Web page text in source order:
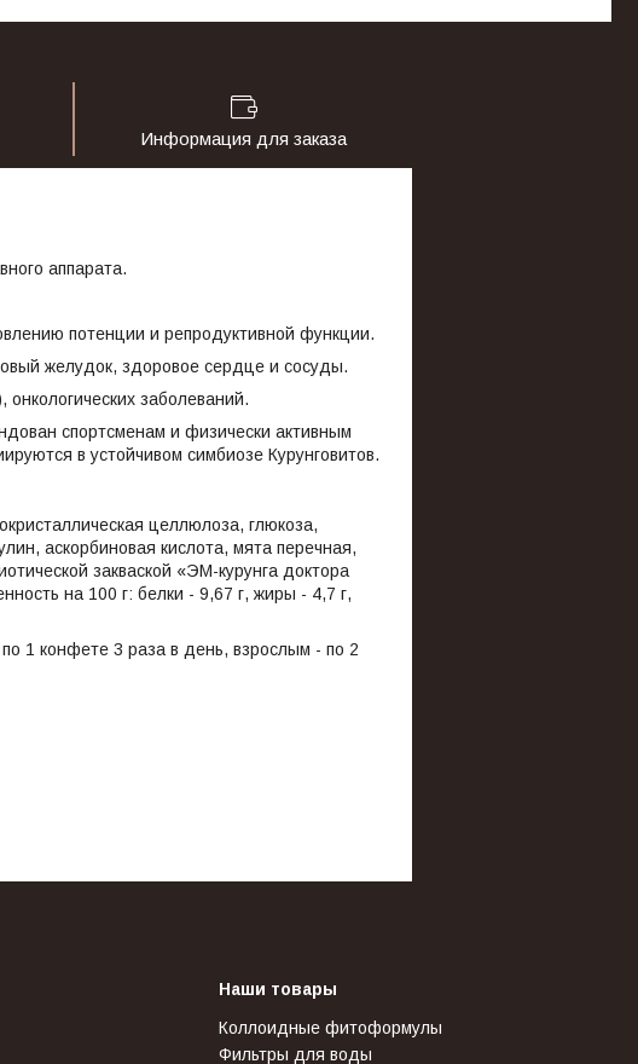
Информация для заказа
аппарата.
потенции и репродуктивной функции.
желудок, здоровое сердце и сосуды.
заболеваний.
спортсменам и физически активным
в устойчивом симбиозе Курунговитов.
целлюлоза, глюкоза,
аскорбиновая кислота, мята перечная,
закваской «ЭМ-курунга доктора
на 100 г: белки - 9,67 г, жиры - 4,7 г,
1 конфете 3 раза в день, взрослым - по 2
Наши товары
Коллоидные фитоформулы
Фильтры для воды